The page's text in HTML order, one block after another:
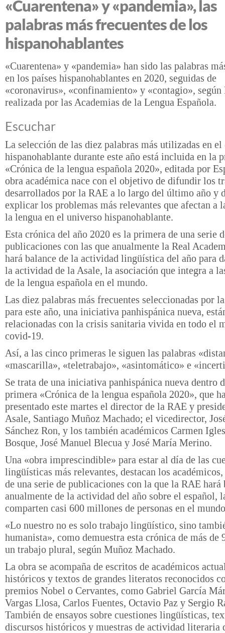
«Cuarentena» y «pandemia», las
palabras más frecuentes de los
hispanohablantes
«Cuarentena» y «pandemia» han sido las palabras
en los países hispanohablantes en 2020, seguidas de
«coronavirus», «confinamiento» y «contagio», según
realizada por las Academias de la Lengua Española.
Escuchar
La selección de las diez palabras más utilizadas en el
hispanohablante durante este año está incluida en la
«Crónica de la lengua española 2020», editada por
obra académica nace con el objetivo de difundir los
desarrollados por la RAE a lo largo del último año y
explicar los problemas más relevantes que afectan a
la lengua en el universo hispanohablante.
Esta crónica del año 2020 es la primera de una serie
publicaciones con las que anualmente la Real
hará balance de la actividad lingüística del año para
la actividad de la Asale, la asociación que integra a
de la lengua española en el mundo.
Las diez palabras más frecuentes seleccionadas por
para este año, una iniciativa panhispánica nueva,
relacionadas con la crisis sanitaria vivida en todo el
covid-19.
Así, a las cinco primeras le siguen las palabras
«mascarilla», «teletrabajo», «asintomático» e
Se trata de una iniciativa panhispánica nueva dentro
primera «Crónica de la lengua española 2020», que
presentado este martes el director de la RAE y
Asale, Santiago Muñoz Machado; el vicedirector,
Sánchez Ron, y los también académicos Carmen
Bosque, José Manuel Blecua y José María Merino.
Una «obra imprescindible» para estar al día de las
lingüísticas más relevantes, destacan los
de una serie de publicaciones con la que la RAE hará
anualmente de la actividad del año sobre el español,
comparten casi 600 millones de personas en el
«Lo nuestro no es solo trabajo lingüístico, sino
humanista», como demuestra esta crónica de más de
un trabajo plural, según Muñoz Machado.
La obra se acompaña de escritos de académicos
históricos y textos de grandes literatos reconocidos
premios Nobel o Cervantes, como Gabriel García
Vargas Llosa, Carlos Fuentes, Octavio Paz y Sergio
También de ensayos sobre cuestiones lingüísticas,
discursos históricos y muestras de actividad literaria